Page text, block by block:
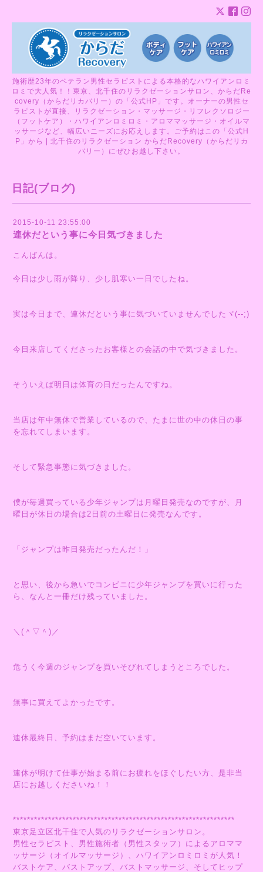
施術歴23年のベテラン男性セラピストによる本格的なハワイアンロミ
ロミで大人気！！東京、北千住のリラクゼーションサロン、からだRe
covery（からだリカバリー）の「公式HP」です。オーナーの男性セ
ラピストが直接、リラクゼーション・マッサージ・リフレクソロジー
（フットケア）・ハワイアンロミロミ・アロママッサージ・オイルマ
ッサージなど、幅広いニーズにお応えします。ご予約はこの「公式H
P」から | 北千住のリラクゼーション からだRecovery（からだリカ
バリー）にぜひお越し下さい。
日記(ブログ)
2015-10-11 23:55:00
連休だという事に今日気づきました
こんばんは。
今日は少し雨が降り、少し肌寒い一日でしたね。
実は今日まで、連休だという事に気づいていませんでしたヾ(--;)
今日来店してくださったお客様との会話の中で気づきました。
そういえば明日は体育の日だったんですね。
当店は年中無休で営業しているので、たまに世の中の休日の事
を忘れてしまいます。
そして緊急事態に気づきました。
僕が毎週買っている少年ジャンプは月曜日発売なのですが、月
曜日が休日の場合は2日前の土曜日に発売なんです。
「ジャンプは昨日発売だったんだ！」
と思い、後から急いでコンビニに少年ジャンプを買いに行った
ら、なんと一冊だけ残っていました。
＼(＾▽＾)／
危うく今週のジャンプを買いそびれてしまうところでした。
無事に買えてよかったです。
連休最終日、予約はまだ空いています。
連休が明けて仕事が始まる前にお疲れをほぐしたい方、是非当
店にお越しくださいね！！
***************************************************************
東京足立区北千住で人気のリラクゼーションサロン。
男性セラピスト、男性施術者（男性スタッフ）によるアロママ
ッサージ（オイルマッサージ）、ハワイアンロミロミが人気！
バストケア、バストアップ、バストマッサージ、そしてヒップ